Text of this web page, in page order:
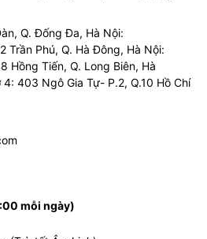
Q. Đống Đa, Hà Nội:
Phú, Q. Hà Đông, Hà Nội:
Hồng Tiến, Q. Long Biên, Hà
403 Ngô Gia Tự- P.2, Q.10 Hồ Chí
mỗi ngày)